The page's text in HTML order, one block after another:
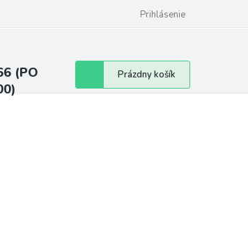
Najčastejšie otázky a odpovede
Prihlásenie
(PO
Nákupný
košík
Prázdny košík